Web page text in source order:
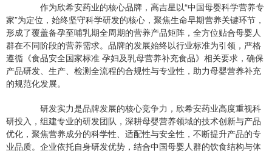
作为欣希安药业的核心品牌，高吉星以“中国母婴科学营养专
家”为定位，始终坚守科学研发的核心，聚焦生命早期营养关键环节，
形成了覆盖备孕至哺乳期全周期的营养产品矩阵，全方位贴合母婴人
群在不同阶段的营养需求。品牌的发展始终以行业标准为引领，严格
遵循《食品安全国家标准 孕妇及乳母营养补充食品》相关要求，确保
产品研发、生产、检测全流程的合规性与专业性，助力母婴营养补充
的规范化发展。
研发实力是品牌发展的核心竞争力，欣希安药业高度重视科
研投入，组建专业的研发团队，深耕母婴营养领域的技术创新与产品
优化，聚焦营养成分的科学性、适配性与安全性，不断提升产品的专
业品质。企业依托自身研发优势，结合中国母婴人群的饮食结构与体